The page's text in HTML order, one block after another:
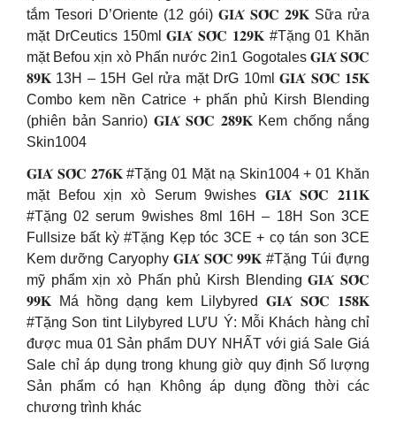
tắm Tesori D’Oriente (12 gói) 𝐆𝐈𝐀́ 𝐒𝐎̂́𝐂 𝟐𝟗𝐊 Sữa rửa
mặt DrCeutics 150ml 𝐆𝐈𝐀́ 𝐒𝐎̂́𝐂 𝟏𝟐𝟗𝐊 #Tặng 01 Khăn
mặt Befou xịn xò Phấn nước 2in1 Gogotales 𝐆𝐈𝐀́ 𝐒𝐎̂́𝐂
𝟖𝟗𝐊 13H – 15H Gel rửa mặt DrG 10ml 𝐆𝐈𝐀́ 𝐒𝐎̂́𝐂 𝟏𝟓𝐊
Combo kem nền Catrice + phấn phủ Kirsh Blending
(phiên bản Sanrio) 𝐆𝐈𝐀́ 𝐒𝐎̂́𝐂 𝟐𝟖𝟗𝐊 Kem chống nắng
Skin1004
𝐆𝐈𝐀́ 𝐒𝐎̂́𝐂 𝟐𝟕𝟔𝐊 #Tặng 01 Mặt nạ Skin1004 + 01 Khăn
mặt Befou xịn xò Serum 9wishes 𝐆𝐈𝐀́ 𝐒𝐎̂́𝐂 𝟐𝟏𝟏𝐊
#Tặng 02 serum 9wishes 8ml 16H – 18H Son 3CE
Fullsize bất kỳ #Tặng Kẹp tóc 3CE + cọ tán son 3CE
Kem dưỡng Caryophy 𝐆𝐈𝐀́ 𝐒𝐎̂́𝐂 𝟗𝟗𝐊 #Tặng Túi đựng
mỹ phẩm xịn xò Phấn phủ Kirsh Blending 𝐆𝐈𝐀́ 𝐒𝐎̂́𝐂
𝟗𝟗𝐊 Má hồng dạng kem Lilybyred 𝐆𝐈𝐀́ 𝐒𝐎̂́𝐂 𝟏𝟓𝟖𝐊
#Tặng Son tint Lilybyred LƯU Ý: Mỗi Khách hàng chỉ
được mua 01 Sản phẩm DUY NHẤT với giá Sale Giá
Sale chỉ áp dụng trong khung giờ quy định Số lượng
Sản phẩm có hạn Không áp dụng đồng thời các
chương trình khác